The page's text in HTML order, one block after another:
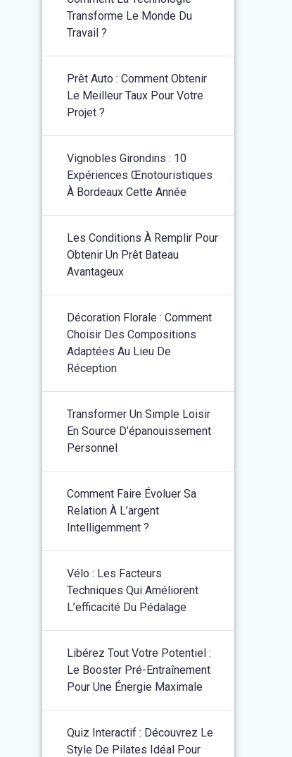
Transforme Le Monde Du
Travail ?
Prêt Auto : Comment Obtenir
Le Meilleur Taux Pour Votre
Projet ?
Vignobles Girondins : 10
Expériences Œnotouristiques
À Bordeaux Cette Année
Les Conditions À Remplir Pour
Obtenir Un Prêt Bateau
Avantageux
Décoration Florale : Comment
Choisir Des Compositions
Adaptées Au Lieu De
Réception
Transformer Un Simple Loisir
En Source D’épanouissement
Personnel
Comment Faire Évoluer Sa
Relation À L’argent
Intelligemment ?
Vélo : Les Facteurs
Techniques Qui Améliorent
L’efficacité Du Pédalage
Libérez Tout Votre Potentiel :
Le Booster Pré-Entraînement
Pour Une Énergie Maximale
Quiz Interactif : Découvrez Le
Style De Pilates Idéal Pour